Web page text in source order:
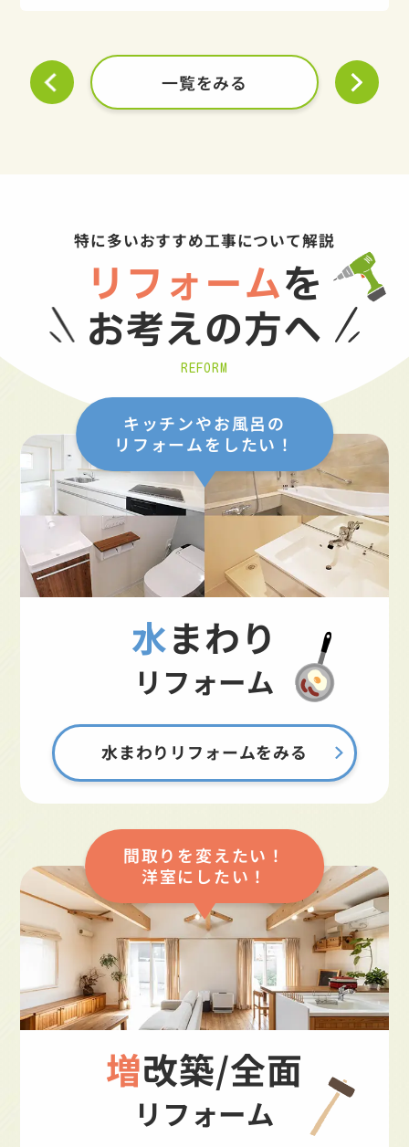
一覧をみる
特に多いおすすめ工事について解説
リフォームを
お考えの方へ
REFORM
キッチンやお風呂の
リフォームをしたい！
水まわり
リフォーム
水まわりリフォームをみる
間取りを変えたい！
洋室にしたい！
増改築/全面
リフォーム